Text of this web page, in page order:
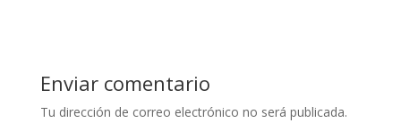
Enviar comentario
Tu dirección de correo electrónico no será publicada.